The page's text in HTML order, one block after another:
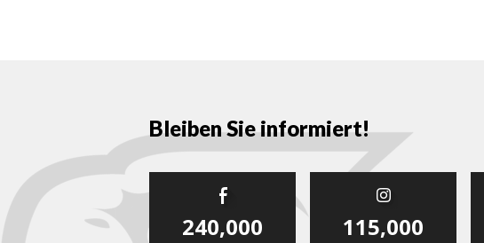
Bleiben Sie informiert!
240,000 115,000